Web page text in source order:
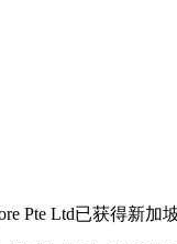
Pte Ltd已获得新